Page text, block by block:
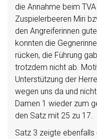
die Annahme beim
Zuspielerbeeren Miri
den Angreiferinnen
konnten die
rücken, die Führung
trotzdem nicht ab.
Unterstützung der
wegen uns da und
Damen 1 wieder zum
den Satz mit 25 zu 17.
Satz 3 zeigte ebenfalls